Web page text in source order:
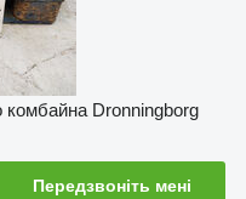
Dronningborg
Передзвоніть мені